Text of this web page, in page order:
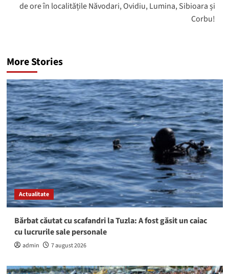
de ore în localitățile Năvodari, Ovidiu, Lumina, Sibioara și
Corbu!
More Stories
Actualitate
Bărbat căutat cu scafandri la Tuzla: A fost găsit un caiac
cu lucrurile sale personale
admin 7 august 2026